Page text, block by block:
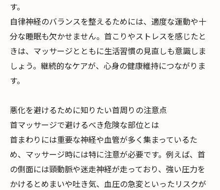
す。
自律神経のバランスを整えるためには、適度な運動や十
分な睡眠も欠かせません。首こりやストレスを感じたと
きは、マッサージとともに生活習慣の見直しも意識しま
しょう。継続的なケアが、心身の健康維持につながりま
す。
悪化を避けるために知りたい首周りの注意点
首マッサージで避けるべき危険な部位とは
首まわりには重要な神経や血管が多く集まっているた
め、マッサージ時には特に注意が必要です。例えば、首
の側面には頸動脈や迷走神経が走っており、強い圧力を
かけるとめまいや吐き気、血圧の急変といったリスクが